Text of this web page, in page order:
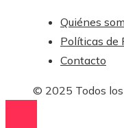
Quiénes
Políticas de
Contacto
© 2025 Todos los